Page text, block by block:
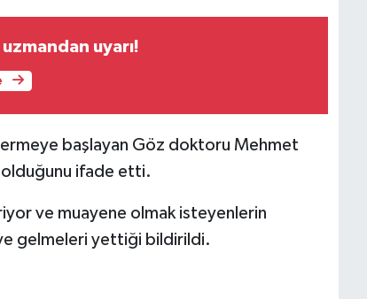
uzmandan uyarı!
başlayan Göz doktoru Mehmet
olduğunu ifade etti.
ve muayene olmak isteyenlerin
gelmeleri yettiği bildirildi.